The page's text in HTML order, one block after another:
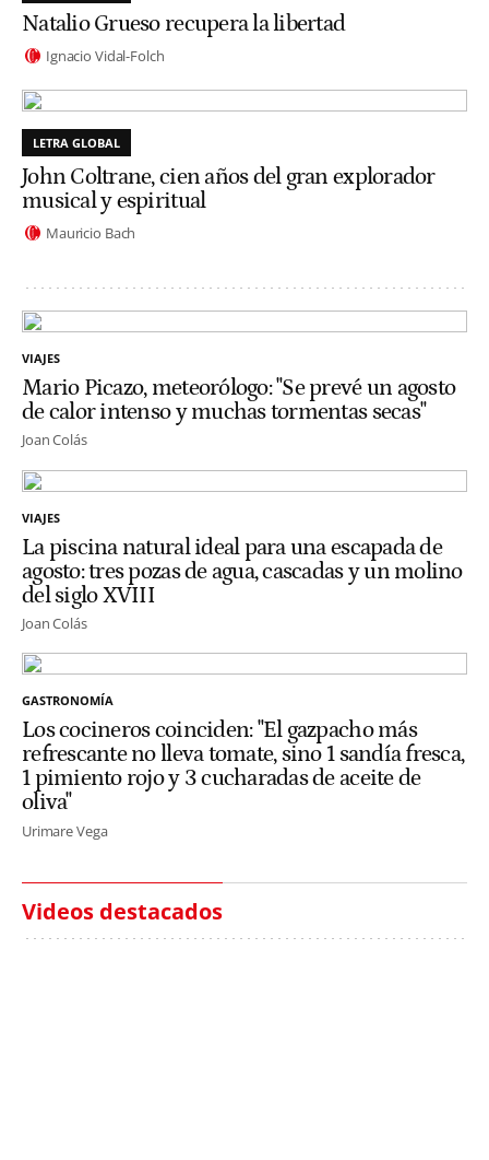
Natalio Grueso recupera la libertad
Ignacio Vidal-Folch
LETRA GLOBAL
John Coltrane, cien años del gran explorador
musical y espiritual
Mauricio Bach
VIAJES
Mario Picazo, meteorólogo: "Se prevé un agosto
de calor intenso y muchas tormentas secas"
Joan Colás
VIAJES
La piscina natural ideal para una escapada de
agosto: tres pozas de agua, cascadas y un molino
del siglo XVIII
Joan Colás
GASTRONOMÍA
Los cocineros coinciden: "El gazpacho más
refrescante no lleva tomate, sino 1 sandía fresca,
1 pimiento rojo y 3 cucharadas de aceite de
oliva"
Urimare Vega
Videos destacados